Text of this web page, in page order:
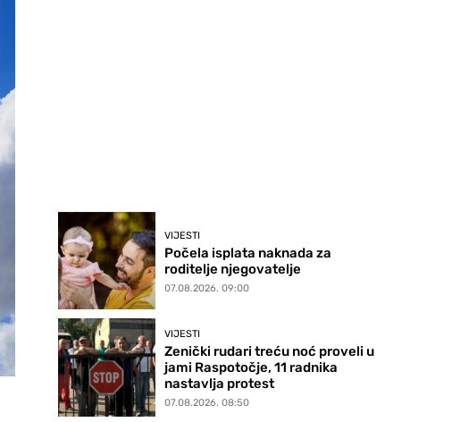
VIJESTI
Počela isplata naknada za
roditelje njegovatelje
07.08.2026. 09:00
VIJESTI
Zenički rudari treću noć proveli u
jami Raspotočje, 11 radnika
nastavlja protest
07.08.2026. 08:50